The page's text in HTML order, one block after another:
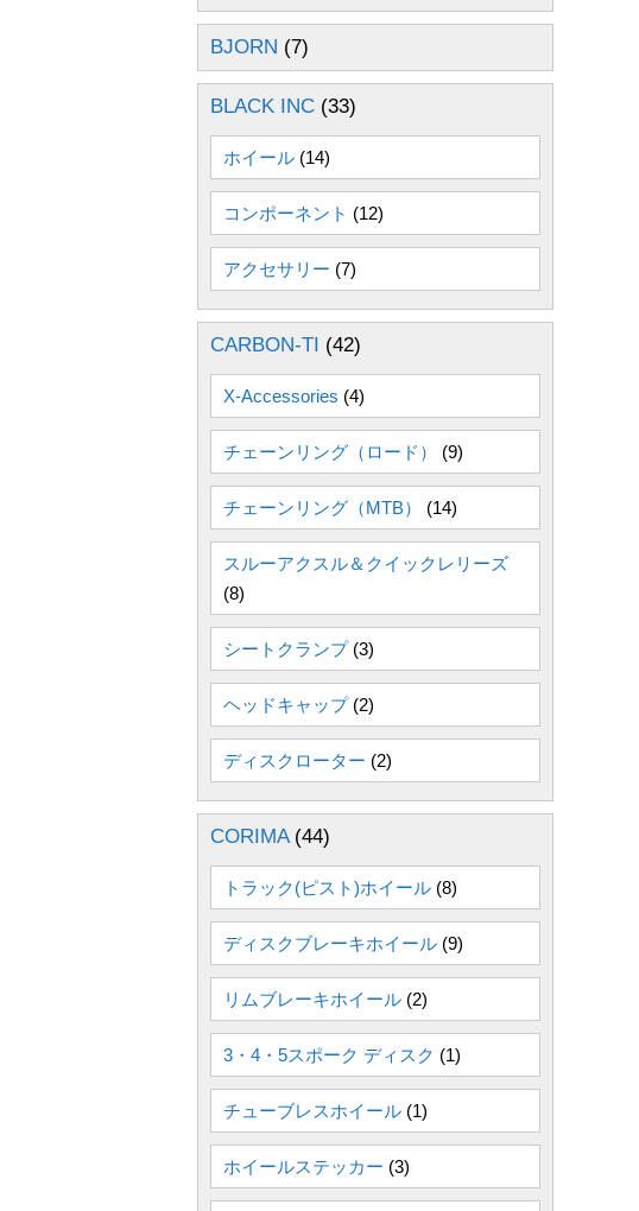
BJORN (7)
BLACK INC (33)
ホイール (14)
コンポーネント (12)
アクセサリー (7)
CARBON-TI (42)
X-Accessories (4)
チェーンリング（ロード） (9)
チェーンリング（MTB） (14)
スルーアクスル＆クイックレリーズ
(8)
シートクランプ(3)
ヘッドキャップ(2)
ディスクローター (2)
CORIMA(44)
トラック(ピスト)ホイール (8)
ディスクブレーキホイール (9)
リムブレーキホイール (2)
3・4・5スポーク ディスク (1)
チューブレスホイール (1)
ホイールステッカー (3)